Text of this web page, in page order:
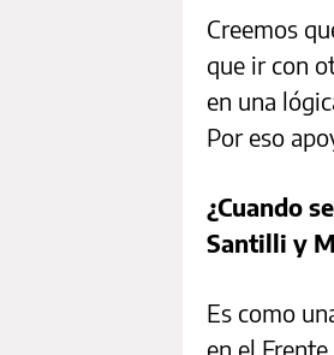
Creemos
que ir con
en una
Por eso
¿Cuando
Santilli y
Es como
en el